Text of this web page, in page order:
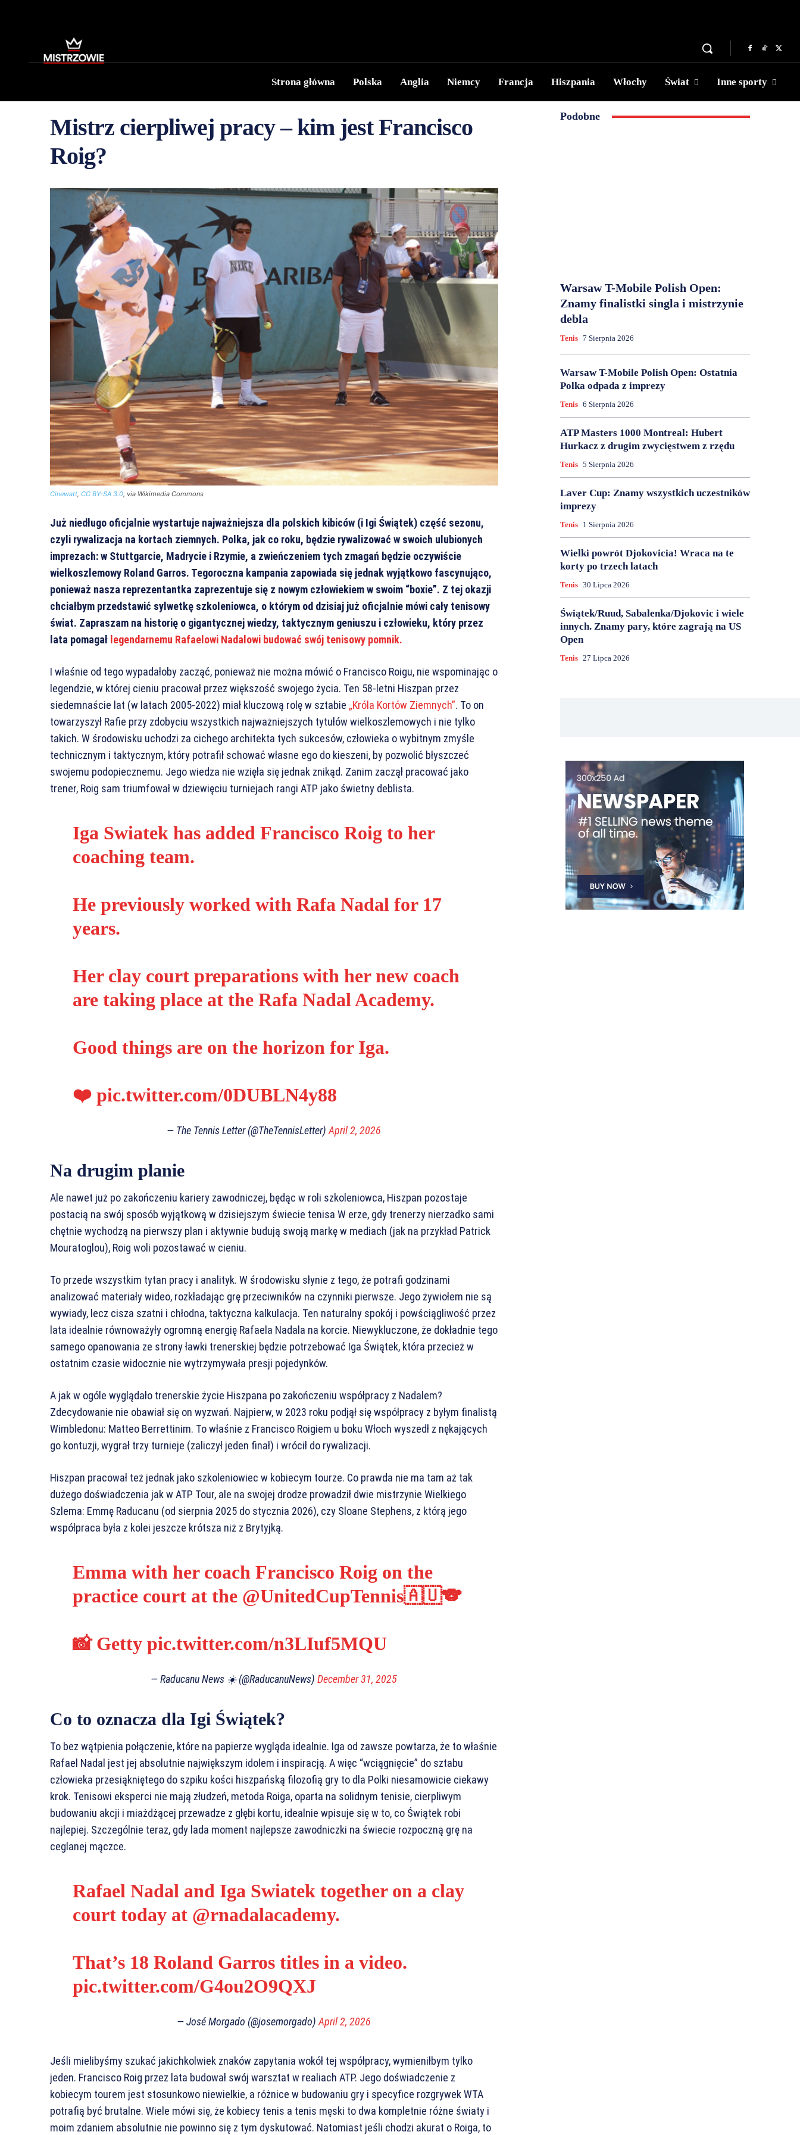
Strona główna Polska Anglia Niemcy Francja Hiszpania Włochy Świat Inne sporty
Mistrz cierpliwej pracy – kim jest Francisco
Roig?
Cinewatt CC BY-SA 3.0 , via Wikimedia Commons
Już niedługo oficjalnie wystartuje najważniejsza dla polskich kibiców (i Igi Świątek) część sezonu,
czyli rywalizacja na kortach ziemnych. Polka, jak co roku, będzie rywalizować w swoich ulubionych
imprezach: w Stuttgarcie, Madrycie i Rzymie, a zwieńczeniem tych zmagań będzie oczywiście
wielkoszlemowy Roland Garros. Tegoroczna kampania zapowiada się jednak wyjątkowo fascynująco,
ponieważ nasza reprezentantka zaprezentuje się z nowym człowiekiem w swoim “boxie”. Z tej okazji
chciałbym przedstawić sylwetkę szkoleniowca, o którym od dzisiaj już oficjalnie mówi cały tenisowy
świat. Zapraszam na historię o gigantycznej wiedzy, taktycznym geniuszu i człowieku, który przez
lata pomagał legendarnemu Rafaelowi Nadalowi budować swój tenisowy pomnik.
I właśnie od tego wypadałoby zacząć, ponieważ nie można mówić o Francisco Roigu, nie wspominając o
legendzie, w której cieniu pracował przez większość swojego życia. Ten 58-letni Hiszpan przez
siedemnaście lat (w latach 2005-2022) miał kluczową rolę w sztabie „Króla Kortów Ziemnych”. To on
towarzyszył Rafie przy zdobyciu wszystkich najważniejszych tytułów wielkoszlemowych i nie tylko
takich. W środowisku uchodzi za cichego architekta tych sukcesów, człowieka o wybitnym zmyśle
technicznym i taktycznym, który potrafił schować własne ego do kieszeni, by pozwolić błyszczeć
swojemu podopiecznemu. Jego wiedza nie wzięła się jednak znikąd. Zanim zaczął pracować jako
trener, Roig sam triumfował w dziewięciu turniejach rangi ATP jako świetny deblista.
Iga Swiatek has added Francisco Roig to her
coaching team.
He previously worked with Rafa Nadal for 17
years.
Her clay court preparations with her new coach
are taking place at the Rafa Nadal Academy.
Good things are on the horizon for Iga.
❤️ pic.twitter.com/0DUBLN4y88
— The Tennis Letter (@TheTennisLetter)April 2, 2026
Na drugim planie
Ale nawet już po zakończeniu kariery zawodniczej, będąc w roli szkoleniowca, Hiszpan pozostaje
postacią na swój sposób wyjątkową w dzisiejszym świecie tenisa W erze, gdy trenerzy nierzadko sami
chętnie wychodzą na pierwszy plan i aktywnie budują swoją markę w mediach (jak na przykład Patrick
Mouratoglou), Roig woli pozostawać w cieniu.
To przede wszystkim tytan pracy i analityk. W środowisku słynie z tego, że potrafi godzinami
analizować materiały wideo, rozkładając grę przeciwników na czynniki pierwsze. Jego żywiołem nie są
wywiady, lecz cisza szatni i chłodna, taktyczna kalkulacja. Ten naturalny spokój i powściągliwość przez
lata idealnie równoważyły ogromną energię Rafaela Nadala na korcie. Niewykluczone, że dokładnie tego
samego opanowania ze strony ławki trenerskiej będzie potrzebować Iga Świątek, która przecież w
ostatnim czasie widocznie nie wytrzymywała presji pojedynków.
A jak w ogóle wyglądało trenerskie życie Hiszpana po zakończeniu współpracy z Nadalem?
Zdecydowanie nie obawiał się on wyzwań. Najpierw, w 2023 roku podjął się współpracy z byłym finalistą
Wimbledonu: Matteo Berrettinim. To właśnie z Francisco Roigiem u boku Włoch wyszedł z nękających
go kontuzji, wygrał trzy turnieje (zaliczył jeden finał) i wrócił do rywalizacji.
Hiszpan pracował też jednak jako szkoleniowiec w kobiecym tourze. Co prawda nie ma tam aż tak
dużego doświadczenia jak w ATP Tour, ale na swojej drodze prowadził dwie mistrzynie Wielkiego
Szlema: Emmę Raducanu (od sierpnia 2025 do stycznia 2026), czy Sloane Stephens, z którą jego
współpraca była z kolei jeszcze krótsza niż z Brytyjką.
Emma with her coach Francisco Roig on the
practice court at the @UnitedCupTennis🇦🇺🐨
📸 Getty pic.twitter.com/n3LIuf5MQU
— Raducanu News ☀️ (@RaducanuNews)December 31, 2025
Co to oznacza dla Igi Świątek?
To bez wątpienia połączenie, które na papierze wygląda idealnie. Iga od zawsze powtarza, że to właśnie
Rafael Nadal jest jej absolutnie największym idolem i inspiracją. A więc “wciągnięcie” do sztabu
człowieka przesiąkniętego do szpiku kości hiszpańską filozofią gry to dla Polki niesamowicie ciekawy
krok. Tenisowi eksperci nie mają złudzeń, metoda Roiga, oparta na solidnym tenisie, cierpliwym
budowaniu akcji i miażdżącej przewadze z głębi kortu, idealnie wpisuje się w to, co Świątek robi
najlepiej. Szczególnie teraz, gdy lada moment najlepsze zawodniczki na świecie rozpoczną grę na
ceglanej mączce.
Rafael Nadal and Iga Swiatek together on a clay
court today at @rnadalacademy.
That’s 18 Roland Garros titles in a video.
pic.twitter.com/G4ou2O9QXJ
— José Morgado (@josemorgado)April 2, 2026
Jeśli mielibyśmy szukać jakichkolwiek znaków zapytania wokół tej współpracy, wymieniłbym tylko
jeden. Francisco Roig przez lata budował swój warsztat w realiach ATP. Jego doświadczenie z
kobiecym tourem jest stosunkowo niewielkie, a różnice w budowaniu gry i specyfice rozgrywek WTA
potrafią być brutalne. Wiele mówi się, że kobiecy tenis a tenis męski to dwa kompletnie różne światy i
moim zdaniem absolutnie nie powinno się z tym dyskutować. Natomiast jeśli chodzi akurat o Roiga, to
Podobne
Warsaw T-Mobile Polish Open:
Znamy finalistki singla i mistrzynie
debla
Tenis 7 Sierpnia 2026
Warsaw T-Mobile Polish Open: Ostatnia
Polka odpada z imprezy
Tenis 6 Sierpnia 2026
ATP Masters 1000 Montreal: Hubert
Hurkacz z drugim zwycięstwem z rzędu
Tenis 5 Sierpnia 2026
Laver Cup: Znamy wszystkich uczestników
imprezy
Tenis 1 Sierpnia 2026
Wielki powrót Djokovicia! Wraca na te
korty po trzech latach
Tenis 30 Lipca 2026
Świątek/Ruud, Sabalenka/Djokovic i wiele
innych. Znamy pary, które zagrają na US
Open
Tenis 27 Lipca 2026